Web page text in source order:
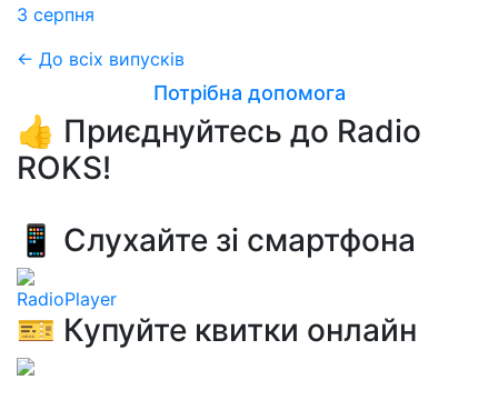
3 серпня
← До всіх випусків
Потрібна допомога
👍 Приєднуйтесь до Radio
ROKS!
📱 Слухайте зі смартфона
RadioPlayer
🎫 Купуйте квитки онлайн